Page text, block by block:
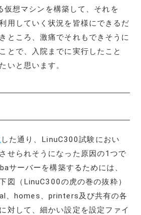
仮想マシンを構築して、それを
用していく状況を皆様にできるだ
ところ、激痛でそれもできそうに
とで、入院までに実行したこと
いと思います。
した通り、LinuC300試験におい
せられそうになった原因の1つで
サーバーを構築するためには、
図（LinuC300の虎の巻の抜粋）
、homes、printers及び共有の各
対して、細かい設定を設定ファイ